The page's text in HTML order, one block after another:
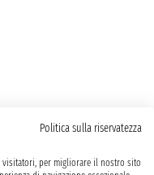
Politica sulla riservatezza
per migliorare il nostro sito